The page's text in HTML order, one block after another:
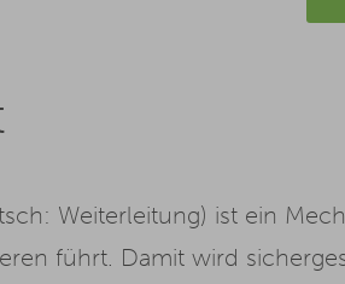
Weiterleitung) ist ein
führt. Damit wird